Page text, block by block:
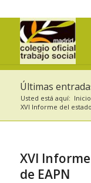
Últimas
Usted está aquí: Inicio
XVI Informe del
XVI
de EAPN